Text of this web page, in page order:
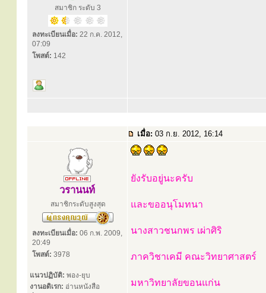
สมาชิก ระดับ 3
ลงทะเบียนเมื่อ: 22 ก.ค. 2012,
07:09
โพสต์: 142
เมื่อ: 03 ก.ย. 2012, 16:14
วรานนท์
สมาชิกระดับสูงสุด
ลงทะเบียนเมื่อ: 06 ก.พ. 2009,
20:49
โพสต์: 3978
แนวปฏิบัติ: พอง-ยุบ
งานอดิเรก: อ่านหนังสือ
ยังรับอยู่นะครับ
และขออนุโมทนา
นางสาวชนกพร เผ่าศิริ
ภาควิชาเคมี คณะวิทยาศาสตร์
มหาวิทยาลัยขอนแก่น